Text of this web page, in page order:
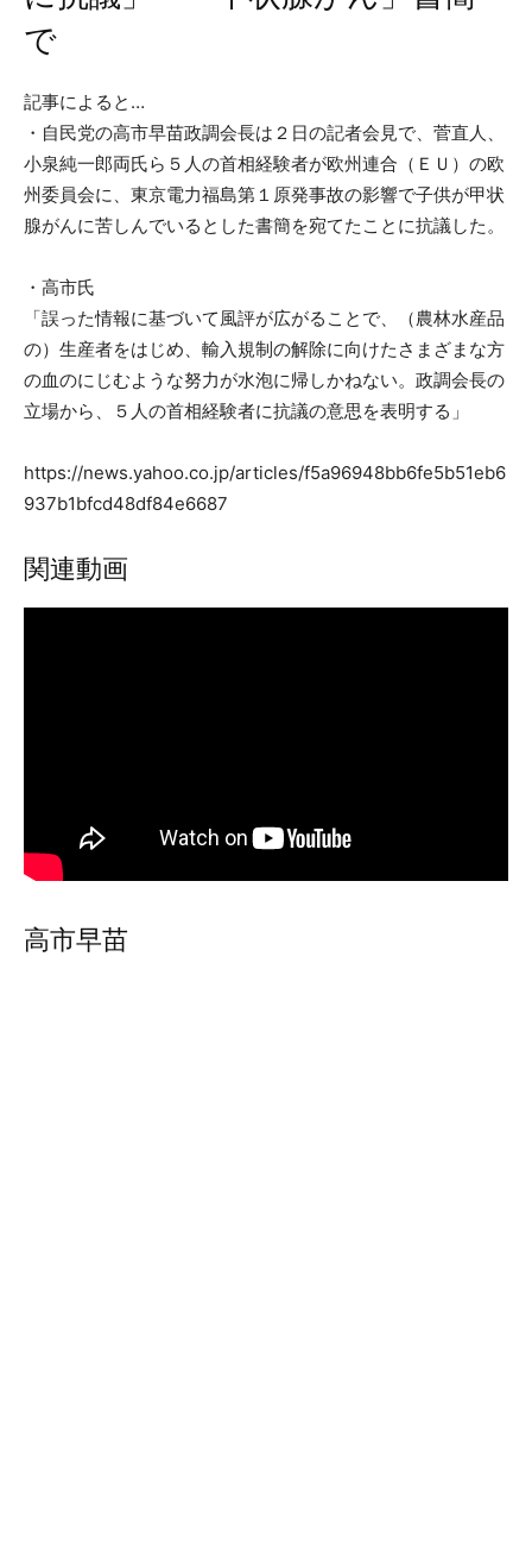
で
記事によると…
・自民党の高市早苗政調会長は２日の記者会見で、菅直人、
小泉純一郎両氏ら５人の首相経験者が欧州連合（ＥＵ）の欧
州委員会に、東京電力福島第１原発事故の影響で子供が甲状
腺がんに苦しんでいるとした書簡を宛てたことに抗議した。
・高市氏
「誤った情報に基づいて風評が広がることで、（農林水産品
の）生産者をはじめ、輸入規制の解除に向けたさまざまな方
の血のにじむような努力が水泡に帰しかねない。政調会長の
立場から、５人の首相経験者に抗議の意思を表明する」
https://news.yahoo.co.jp/articles/f5a96948bb6fe5b51eb6
937b1bfcd48df84e6687
関連動画
高市早苗